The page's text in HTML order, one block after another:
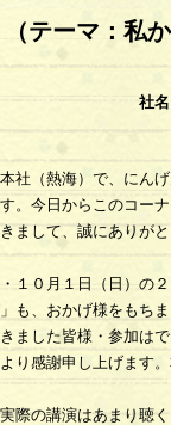
テーマ：私か
社
社（熱海）で、にん
。今日からこのコー
まして、誠にありがと
１０月１日（日）の
も、おかげ様をもち
ました皆様・参加は
り感謝申し上げます
際の講演はあまり聴